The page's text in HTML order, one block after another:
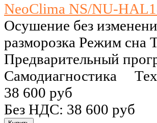
NeoClima NS/NU-
Осушение без
разморозка Режим сна
Предварительный
Самодиагностика
38 600 руб
Без НДС: 38 600 руб